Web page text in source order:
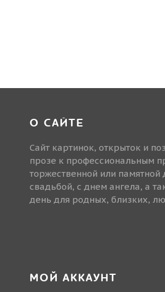
О САЙТЕ
Сайт картинок, открыток и
прозе к профессиональным
торжественной или
свадьбой, с днем ангела, а
день для родных, близких,
МОЙ АККАУНТ